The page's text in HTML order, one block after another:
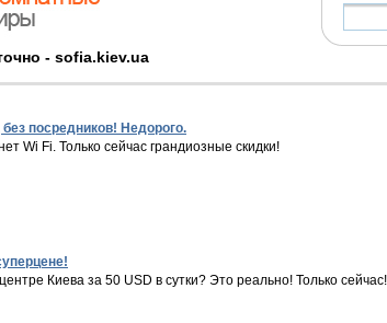
- sofia.kiev.ua
посредников! Недорого.
Wi Fi. Только сейчас грандиозные скидки!
Киева за 50 USD в сутки? Это реально! Только